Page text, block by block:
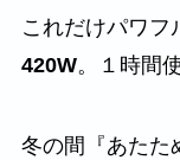
これだけパワフ
420W。１時間
冬の間『あたた